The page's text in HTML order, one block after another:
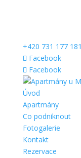
+420 731 177 181
Facebook
Facebook
Úvod
Apartmány
Co podniknout
Fotogalerie
Kontakt
Rezervace